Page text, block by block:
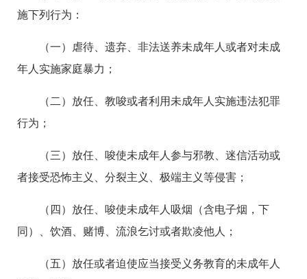
施下列行为：
（一）虐待、遗弃、非法送养未成年人或者对未成
年人实施家庭暴力；
（二）放任、教唆或者利用未成年人实施违法犯罪
行为；
（三）放任、唆使未成年人参与邪教、迷信活动或
者接受恐怖主义、分裂主义、极端主义等侵害；
（四）放任、唆使未成年人吸烟（含电子烟，下
同）、饮酒、赌博、流浪乞讨或者欺凌他人；
（五）放任或者迫使应当接受义务教育的未成年人